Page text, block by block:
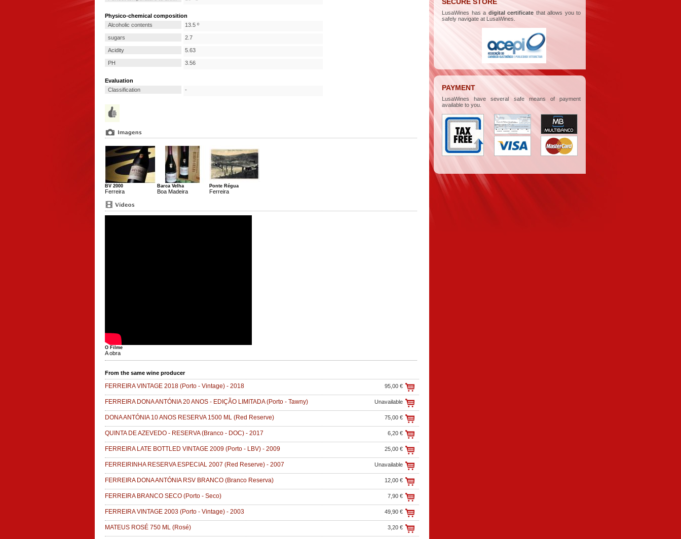
Physico-chemical composition
Alcoholic contents
13.5 º
sugars 2.7
Acidity 5.63
PH 3.56
Evaluation
Classification
-
BV 2000
Ferreira
Barca Velha
Boa Madeira
Ponte Régua
Ferreira
O Filme
A obra
From the same wine producer
FERREIRA VINTAGE 2018 (Porto - Vintage) - 2018 95,00 €
FERREIRA DONA ANTÓNIA 20 ANOS - EDIÇÃO LIMITADA(Porto - Tawny) Unavailable
DONA ANTÓNIA 10 ANOS RESERVA 1500 ML (Red Reserve) 75,00 €
QUINTA DE AZEVEDO - RESERVA(Branco - DOC) - 2017 6,20 €
FERREIRA LATE BOTTLED VINTAGE 2009 (Porto - LBV) - 2009 25,00 €
FERREIRINHA RESERVA ESPECIAL 2007 (Red Reserve) - 2007 Unavailable
FERREIRA DONA ANTÓNIA RSV BRANCO (Branco Reserva) 12,00 €
FERREIRA BRANCO SECO (Porto - Seco) 7,90 €
FERREIRA VINTAGE 2003 (Porto - Vintage) - 2003 49,90 €
MATEUS ROSÉ 750 ML (Rosé) 3,20 €
LusaWines has a digital certificate that allows you to
safely navigate at LusaWines.
PAYMENT
LusaWines have several safe means of payment
available to you.